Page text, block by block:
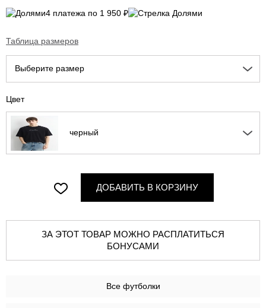
4 платежа по 1 950 ₽
Таблица размеров
Выберите размер
Цвет
черный
ДОБАВИТЬ В КОРЗИНУ
ЗА ЭТОТ ТОВАР МОЖНО РАСПЛАТИТЬСЯ
БОНУСАМИ
Все футболки